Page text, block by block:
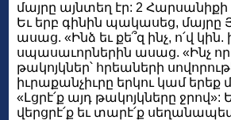
մայրը այնտեղ էր: 2
Եւ երբ գինին պակասեց, մայրը
ասաց. «Ինձ եւ քե՞զ ինչ, ո՛վ
սպասաւորներին ասաց. «Ինչ որ
թակոյկներ՝ հրեաների
իւրաքանչիւրը երկու կամ
«Լցրէ՛ք այդ թակոյկները
վերցրէ՛ք եւ տարէ՛ք